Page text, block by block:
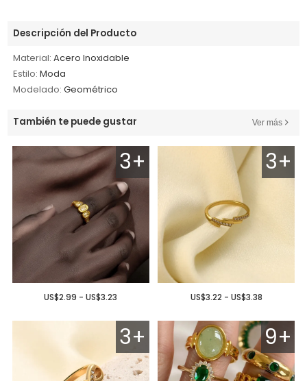
Descripción del Producto
Material: Acero Inoxidable
Estilo: Moda
Modelado: Geométrico
También te puede gustar Ver más
3+
US$2.99 - US$3.23
3+
US$3.22 - US$3.38
3+ 9+